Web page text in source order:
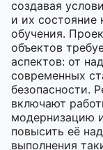
создавая
и их состояние
обучения.
объектов
аспектов: от
современных
безопасности.
включают
модернизацию
повысить её
выполнения